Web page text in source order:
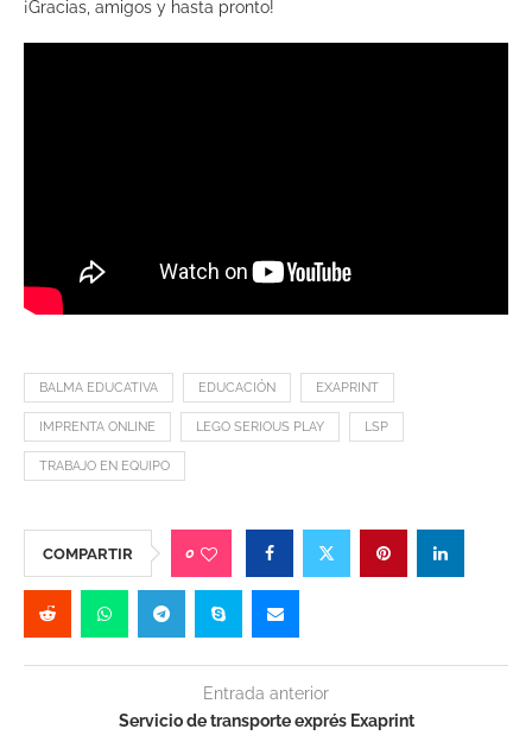
¡Gracias, amigos y hasta pronto!
BALMA EDUCATIVA EDUCACIÓN EXAPRINT
IMPRENTA ONLINE LEGO SERIOUS PLAY LSP
TRABAJO EN EQUIPO
COMPARTIR 0
Entrada anterior
Servicio de transporte exprés Exaprint